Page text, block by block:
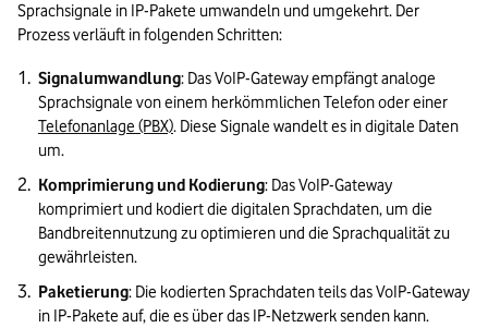
Sprachsignale in IP-Pakete umwandeln und umgekehrt. Der
Prozess verläuft in folgenden Schritten:
Signalumwandlung: Das VoIP-Gateway empfängt analoge
Telefonanlage (PBX). Diese Signale wandelt es in digitale Daten
um.
Komprimierung und Kodierung: Das VoIP-Gateway
komprimiert und kodiert die digitalen Sprachdaten, um die
Bandbreitennutzung zu optimieren und die Sprachqualität zu
gewährleisten.
Paketierung: Die kodierten Sprachdaten teils das VoIP-Gateway
in IP-Pakete auf, die es über das IP-Netzwerk senden kann.